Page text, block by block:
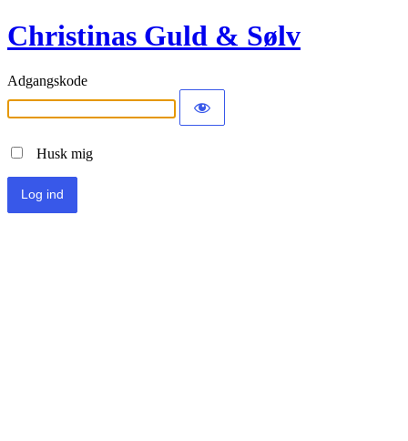
Christinas Guld & Sølv
Adgangskode
Husk mig